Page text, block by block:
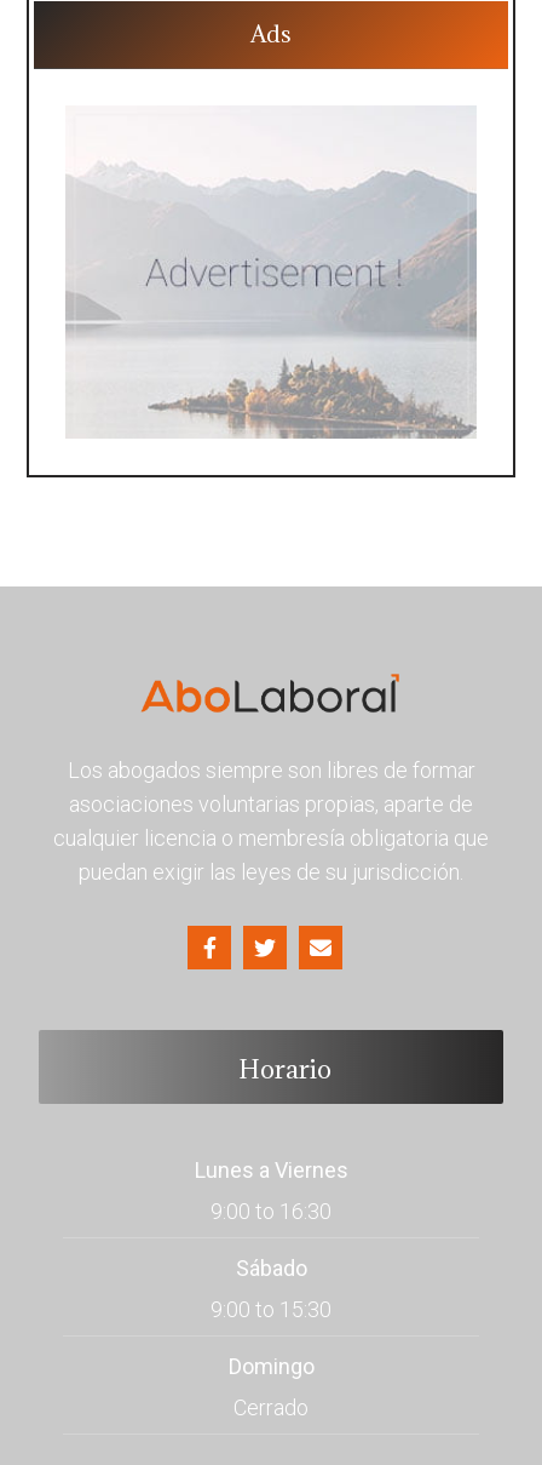
Ads
Los abogados siempre son libres de formar
asociaciones voluntarias propias, aparte de
cualquier licencia o membresía obligatoria que
puedan exigir las leyes de su jurisdicción.
Horario
Lunes a Viernes
9:00 to 16:30
Sábado
9:00 to 15:30
Domingo
Cerrado